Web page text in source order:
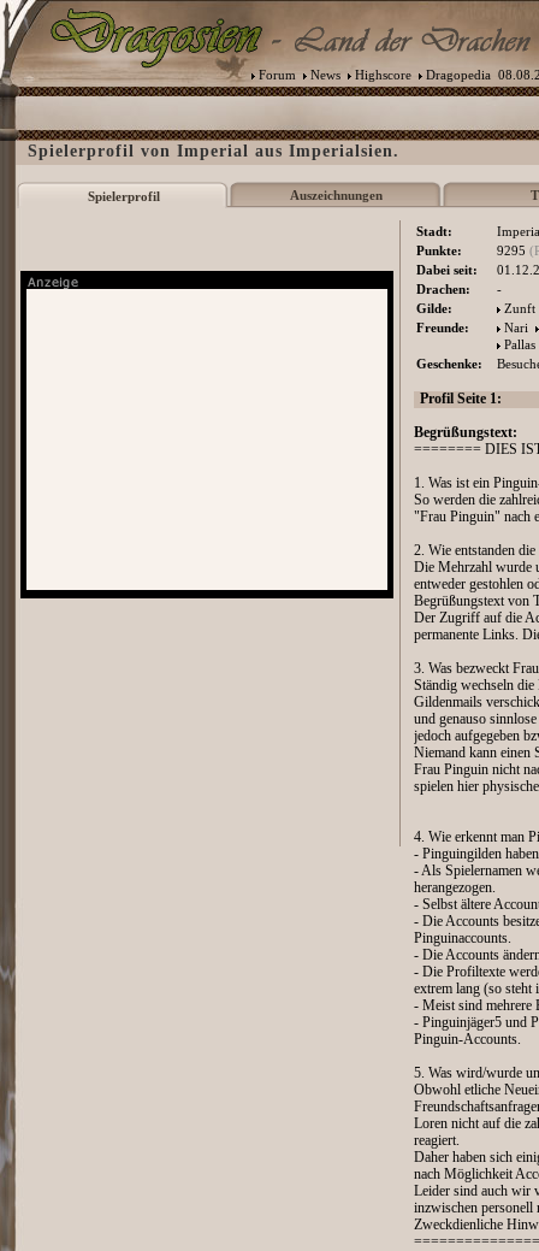
Forum News Highscore Dragopedia
Spielerprofil von Imperial aus Imperialsien.
Spielerprofil Auszeichnungen
Stadt:
Punkte:
9295
Dabei seit:
Drachen:
-
Gilde:
Zunft
Freunde:
Nari
Pallas
Geschenke:
Profil Seite 1:
Begrüßungstext:
======== DIES
1. Was ist ein
So werden die
"Frau Pinguin" nach
2. Wie entstanden
Die Mehrzahl wurde
entweder gestohlen
Begrüßungstext von
Der Zugriff auf die
permanente Links.
3. Was bezweckt
Ständig wechseln
Gildenmails
und genauso
jedoch aufgegeben
Niemand kann einen
Frau Pinguin nicht
spielen hier
4. Wie erkennt man
- Pinguingilden
- Als Spielernamen
herangezogen.
- Selbst ältere
- Die Accounts
Pinguinaccounts.
- Die Accounts
- Die Profiltexte
extrem lang (so
- Meist sind mehrere
- Pinguinjäger5 und
Pinguin-Accounts.
5. Was wird/wurde
Obwohl etliche
Loren nicht auf die
reagiert.
Daher haben sich
nach Möglichkeit
Leider sind auch wir
inzwischen personell
Zweckdienliche